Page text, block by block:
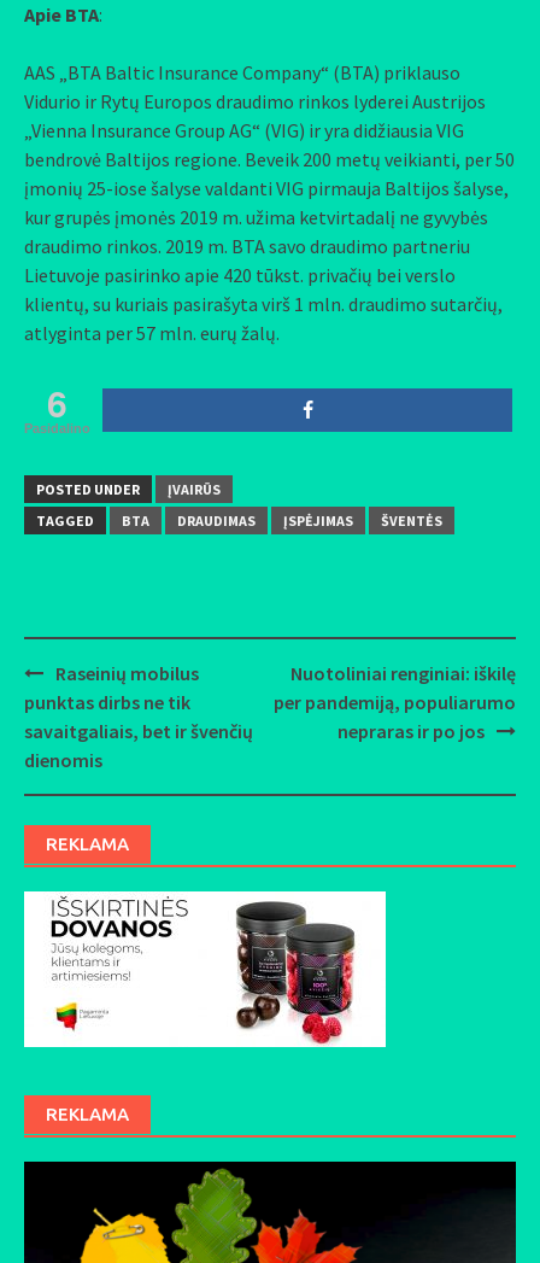
Apie BTA:
AAS „BTA Baltic Insurance Company“ (BTA) priklauso
Vidurio ir Rytų Europos draudimo rinkos lyderei Austrijos
„Vienna Insurance Group AG“ (VIG) ir yra didžiausia VIG
bendrovė Baltijos regione. Beveik 200 metų veikianti, per 50
įmonių 25-iose šalyse valdanti VIG pirmauja Baltijos šalyse,
kur grupės įmonės 2019 m. užima ketvirtadalį ne gyvybės
draudimo rinkos. 2019 m. BTA savo draudimo partneriu
Lietuvoje pasirinko apie 420 tūkst. privačių bei verslo
klientų, su kuriais pasirašyta virš 1 mln. draudimo sutarčių,
atlyginta per 57 mln. eurų žalų.
6
Pasidalino
POSTED UNDER
ĮVAIRŪS
TAGGED
BTA DRAUDIMAS ĮSPĖJIMAS ŠVENTĖS
Post
navigation
Raseinių mobilus
punktas dirbs ne tik
savaitgaliais, bet ir švenčių
dienomis
Nuotoliniai renginiai: iškilę
per pandemiją, populiarumo
nepraras ir po jos
REKLAMA
REKLAMA